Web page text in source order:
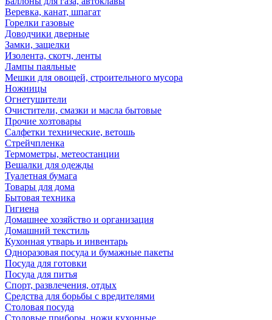
Веревка, канат, шпагат
Горелки газовые
Доводчики дверные
Замки, защелки
Изолента, скотч, ленты
Лампы паяльные
Мешки для овощей, строительного мусора
Ножницы
Огнетушители
Очистители, смазки и масла бытовые
Прочие хозтовары
Салфетки технические, ветошь
Стрейчпленка
Термометры, метеостанции
Вешалки для одежды
Туалетная бумага
Товары для дома
Бытовая техника
Гигиена
Домашнее хозяйство и организация
Домашний текстиль
Кухонная утварь и инвентарь
Одноразовая посуда и бумажные пакеты
Посуда для готовки
Посуда для питья
Спорт, развлечения, отдых
Средства для борьбы с вредителями
Столовая посуда
Столовые приборы, ножи кухонные